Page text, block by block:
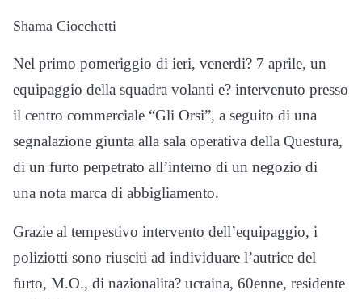
Shama Ciocchetti
Nel primo pomeriggio di ieri, venerdi? 7 aprile, un
equipaggio della squadra volanti e? intervenuto presso
il centro commerciale “Gli Orsi”, a seguito di una
segnalazione giunta alla sala operativa della Questura,
di un furto perpetrato all’interno di un negozio di
una nota marca di abbigliamento.
Grazie al tempestivo intervento dell’equipaggio, i
poliziotti sono riusciti ad individuare l’autrice del
furto, M.O., di nazionalita? ucraina, 60enne, residente